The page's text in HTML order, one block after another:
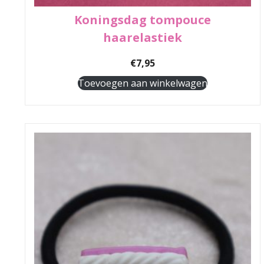
Koningsdag tompouce
haarelastiek
€7,95
Toevoegen aan winkelwagen